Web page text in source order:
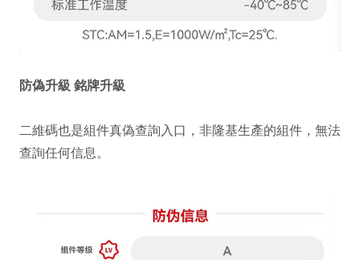
防偽升級 銘牌升級
二維碼也是組件真偽查詢入口，非隆基生產的組件，無法
查詢任何信息。